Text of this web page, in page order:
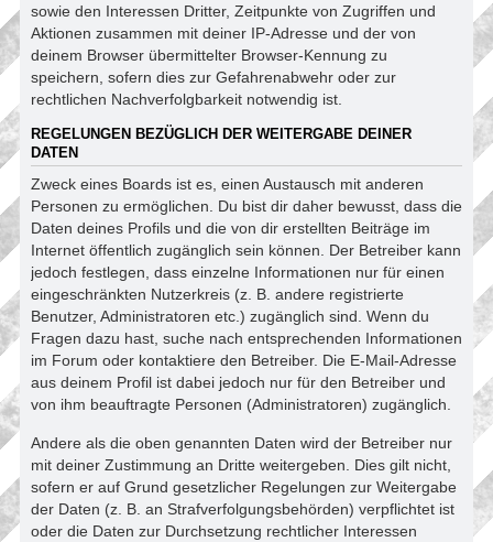
sowie den Interessen Dritter, Zeitpunkte von Zugriffen und
Aktionen zusammen mit deiner IP-Adresse und der von
deinem Browser übermittelter Browser-Kennung zu
speichern, sofern dies zur Gefahrenabwehr oder zur
rechtlichen Nachverfolgbarkeit notwendig ist.
REGELUNGEN BEZÜGLICH DER WEITERGABE DEINER
DATEN
Zweck eines Boards ist es, einen Austausch mit anderen
Personen zu ermöglichen. Du bist dir daher bewusst, dass die
Daten deines Profils und die von dir erstellten Beiträge im
Internet öffentlich zugänglich sein können. Der Betreiber kann
jedoch festlegen, dass einzelne Informationen nur für einen
eingeschränkten Nutzerkreis (z. B. andere registrierte
Benutzer, Administratoren etc.) zugänglich sind. Wenn du
Fragen dazu hast, suche nach entsprechenden Informationen
im Forum oder kontaktiere den Betreiber. Die E-Mail-Adresse
aus deinem Profil ist dabei jedoch nur für den Betreiber und
von ihm beauftragte Personen (Administratoren) zugänglich.
Andere als die oben genannten Daten wird der Betreiber nur
mit deiner Zustimmung an Dritte weitergeben. Dies gilt nicht,
sofern er auf Grund gesetzlicher Regelungen zur Weitergabe
der Daten (z. B. an Strafverfolgungsbehörden) verpflichtet ist
oder die Daten zur Durchsetzung rechtlicher Interessen